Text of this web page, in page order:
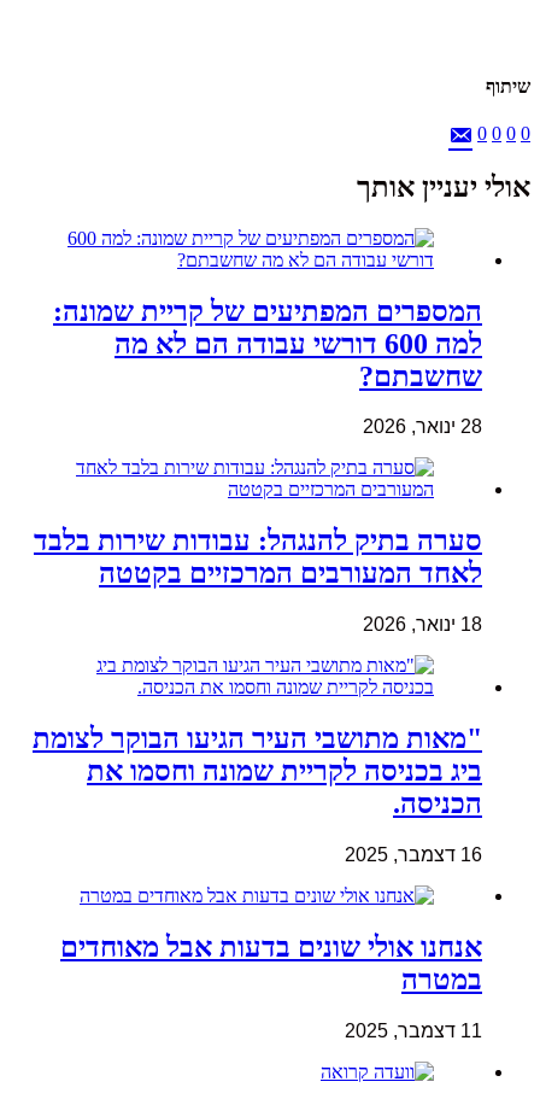
שיתוף
0
0
0
0
אולי יעניין אותך
המספרים המפתיעים של קריית שמונה:
למה 600 דורשי עבודה הם לא מה
שחשבתם?
28 ינואר, 2026
סערה בתיק להנגהל: עבודות שירות בלבד
לאחד המעורבים המרכזיים בקטטה
18 ינואר, 2026
"מאות מתושבי העיר הגיעו הבוקר לצומת
ביג בכניסה לקריית שמונה וחסמו את
הכניסה.
16 דצמבר, 2025
אנחנו אולי שונים בדעות אבל מאוחדים
במטרה
11 דצמבר, 2025